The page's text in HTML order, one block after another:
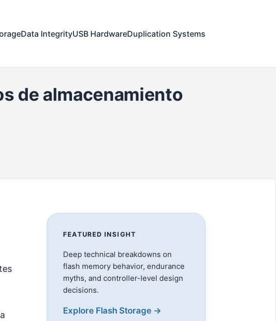
Data IntegrityUSB HardwareDuplication Systems
de almacenamiento
FEATURED INSIGHT
Deep technical breakdowns on
flash memory behavior, endurance
myths, and controller-level design
decisions.
Explore Flash Storage →